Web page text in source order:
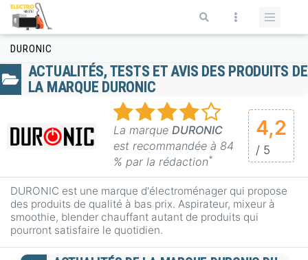
Aller au contenu principal
Formulaire de recherche
DURONIC
ACTUALITÉS, TESTS ET AVIS DES PRODUITS DE
LA MARQUE DURONIC
La marque DURONIC
est recommandée à 84
% par la rédaction*
4,2
/ 5
DURONIC est une marque d'électroménager qui propose
des produits de qualité à bas prix. Aspirateur, mixeur à
smoothie, blender chauffant autant de produits qui
pourront satisfaire le quotidien.